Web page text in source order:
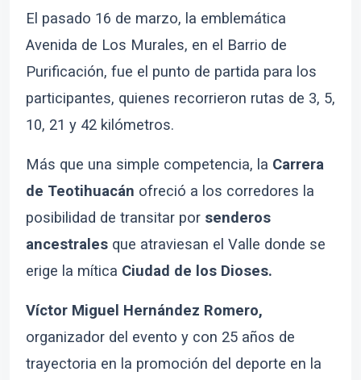
El pasado 16 de marzo, la emblemática
Avenida de Los Murales, en el Barrio de
Purificación, fue el punto de partida para los
participantes, quienes recorrieron rutas de 3, 5,
10, 21 y 42 kilómetros.
Más que una simple competencia, la Carrera
de Teotihuacán ofreció a los corredores la
posibilidad de transitar por senderos
ancestrales que atraviesan el Valle donde se
erige la mítica Ciudad de los Dioses.
Víctor Miguel Hernández Romero,
organizador del evento y con 25 años de
trayectoria en la promoción del deporte en la